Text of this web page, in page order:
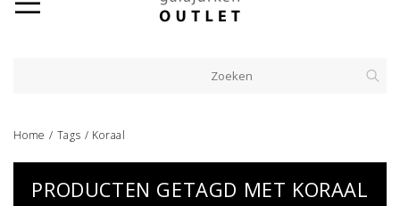
Home / Tags / Koraal
PRODUCTEN GETAGD MET KORAAL